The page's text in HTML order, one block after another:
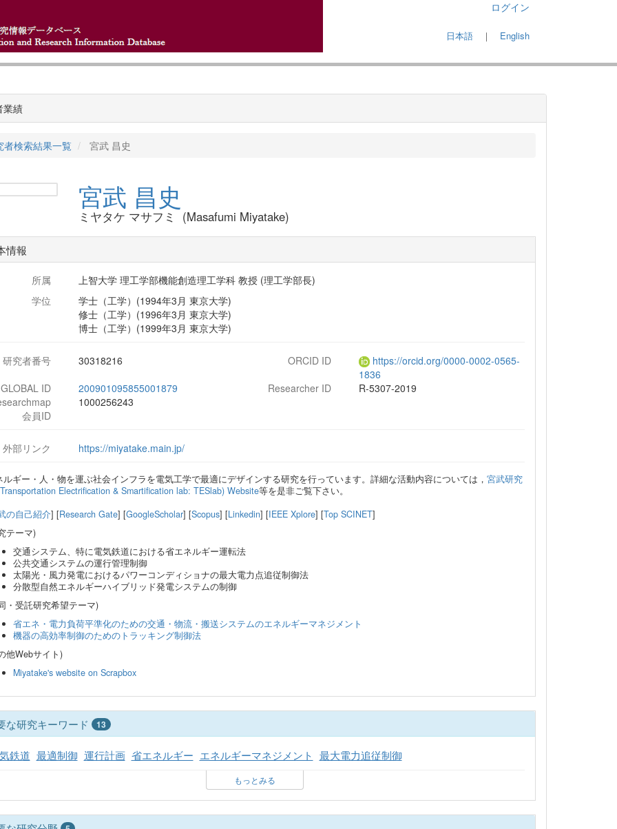
ログイン
日本語 ｜ English
業績
者検索結果一覧 宮武 昌史
宮武 昌史
ミヤタケ マサフミ (Masafumi Miyatake)
情報
所属
上智大学 理工学部機能創造理工学科 教授 (理工学部長)
学位
学士（工学）(1994年3月 東京大学)
修士（工学）(1996年3月 東京大学)
博士（工学）(1999年3月 東京大学)
研究者番号 30318216 ORCID ID
https://orcid.org/0000-0002-0565-
1836
ID
200901095855001879 Researcher ID
R-5307-2019
会員ID
1000256243
外部リンク https://miyatake.main.jp/
ルギー・人・物を運ぶ社会インフラを電気工学で最適にデザインする研究を行っています。詳細な活動内容については， 宮武研究
Electrification & Smartification lab: TESlab) Website等を是非ご覧下さい。
の自己紹介] [Research Gate] [GoogleScholar] [Scopus] [Linkedin] [IEEE Xplore] [Top SCINET]
テーマ)
交通システム、特に電気鉄道における省エネルギー運転法
公共交通システムの運行管理制御
太陽光・風力発電におけるパワーコンディショナの最大電力点追従制御法
分散型自然エネルギーハイブリッド発電システムの制御
・受託研究希望テーマ)
省エネ・電力負荷平準化のための交通・物流・搬送システムのエネルギーマネジメント
機器の高効率制御のためのトラッキング制御法
他Webサイト)
Miyatake's website on Scrapbox
な研究キーワード 13
鉄道 最適制御 運行計画 省エネルギー エネルギーマネジメント 最大電力追従制御
もっとみる